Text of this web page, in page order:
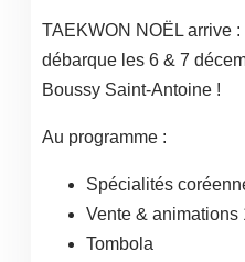
TAEKWON NOËL arrive
débarque les 6 & 7
Boussy Saint-Antoine !
Au programme :
Spécialités
Vente &
Tombola